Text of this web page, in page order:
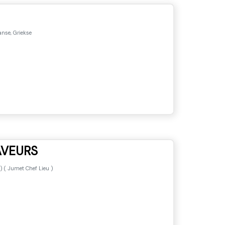
Griekse
( Jumet Chef Lieu )